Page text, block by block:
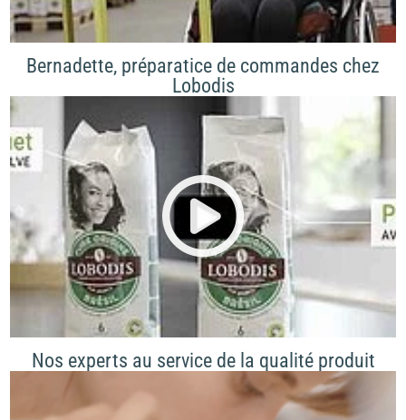
Bernadette, préparatice de commandes chez
Lobodis
Nos experts au service de la qualité produit